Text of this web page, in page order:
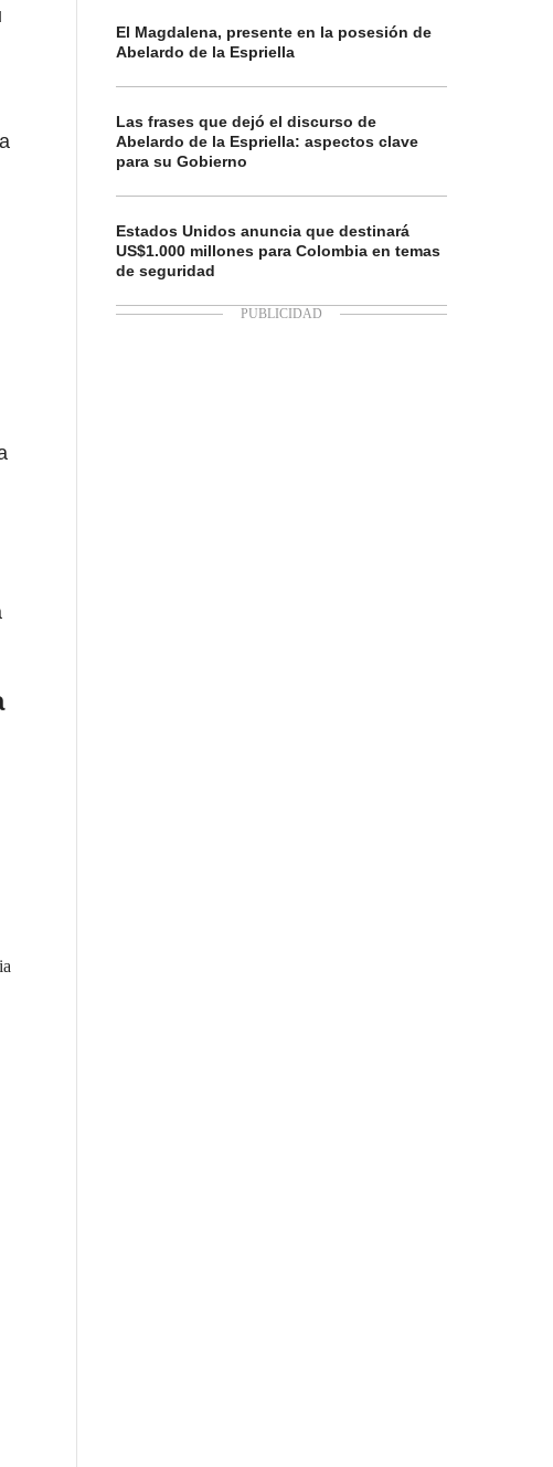
El Magdalena, presente en la posesión de
Abelardo de la Espriella
Las frases que dejó el discurso de
Abelardo de la Espriella: aspectos clave
para su Gobierno
Estados Unidos anuncia que destinará
US$1.000 millones para Colombia en temas
de seguridad